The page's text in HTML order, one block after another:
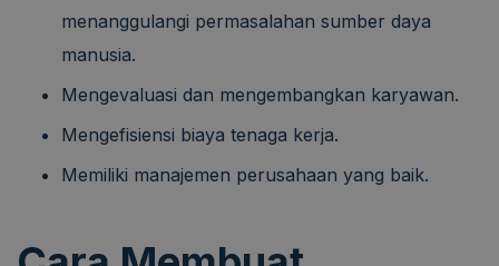
menanggulangi permasalahan sumber daya
manusia.
Mengevaluasi dan mengembangkan karyawan.
Mengefisiensi biaya tenaga kerja.
Memiliki manajemen perusahaan yang baik.